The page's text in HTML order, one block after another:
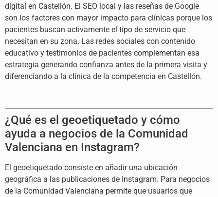
digital en Castellón. El SEO local y las reseñas de Google
son los factores con mayor impacto para clínicas porque los
pacientes buscan activamente el tipo de servicio que
necesitan en su zona. Las redes sociales con contenido
educativo y testimonios de pacientes complementan esa
estrategia generando confianza antes de la primera visita y
diferenciando a la clínica de la competencia en Castellón.
¿Qué es el geoetiquetado y cómo
ayuda a negocios de la Comunidad
Valenciana en Instagram?
El geoetiquetado consiste en añadir una ubicación
geográfica a las publicaciones de Instagram. Para negocios
de la Comunidad Valenciana permite que usuarios que